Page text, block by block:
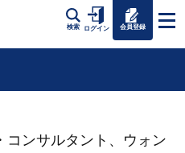
検索 ログイン 会員登録
コンサルタント、ウォン